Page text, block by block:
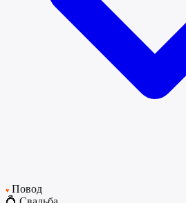
♥ Повод